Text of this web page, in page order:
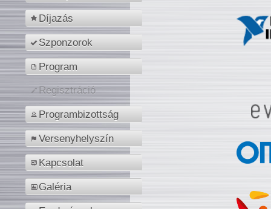
Díjazás
Szponzorok
Program
Regisztráció
Programbizottság
Versenyhelyszín
Kapcsolat
Galéria